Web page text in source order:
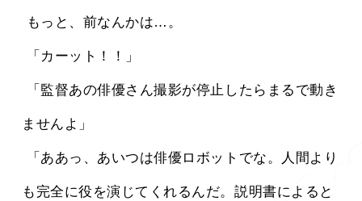
もっと、前なんかは…。
「カーット！！」
ませんよ」
も完全に役を演じてくれるんだ。説明書によると